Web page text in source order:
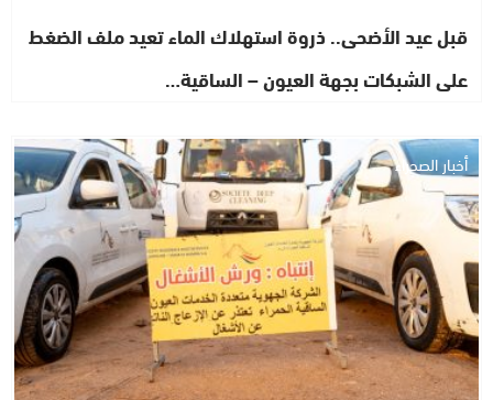
قبل عيد الأضحى.. ذروة استهلاك الماء تعيد ملف الضغط
على الشبكات بجهة العيون – الساقية…
أخبار الصحراء